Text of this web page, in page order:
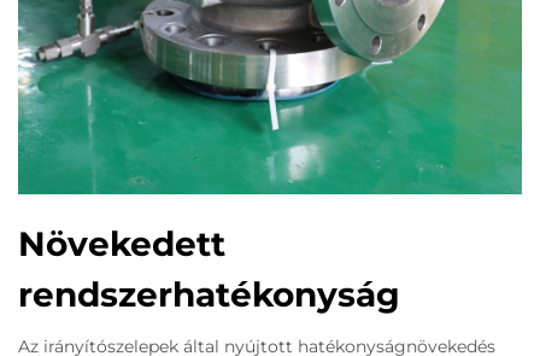
Növekedett
rendszerhatékonyság
Az irányítószelepek által nyújtott hatékonyságnövekedés